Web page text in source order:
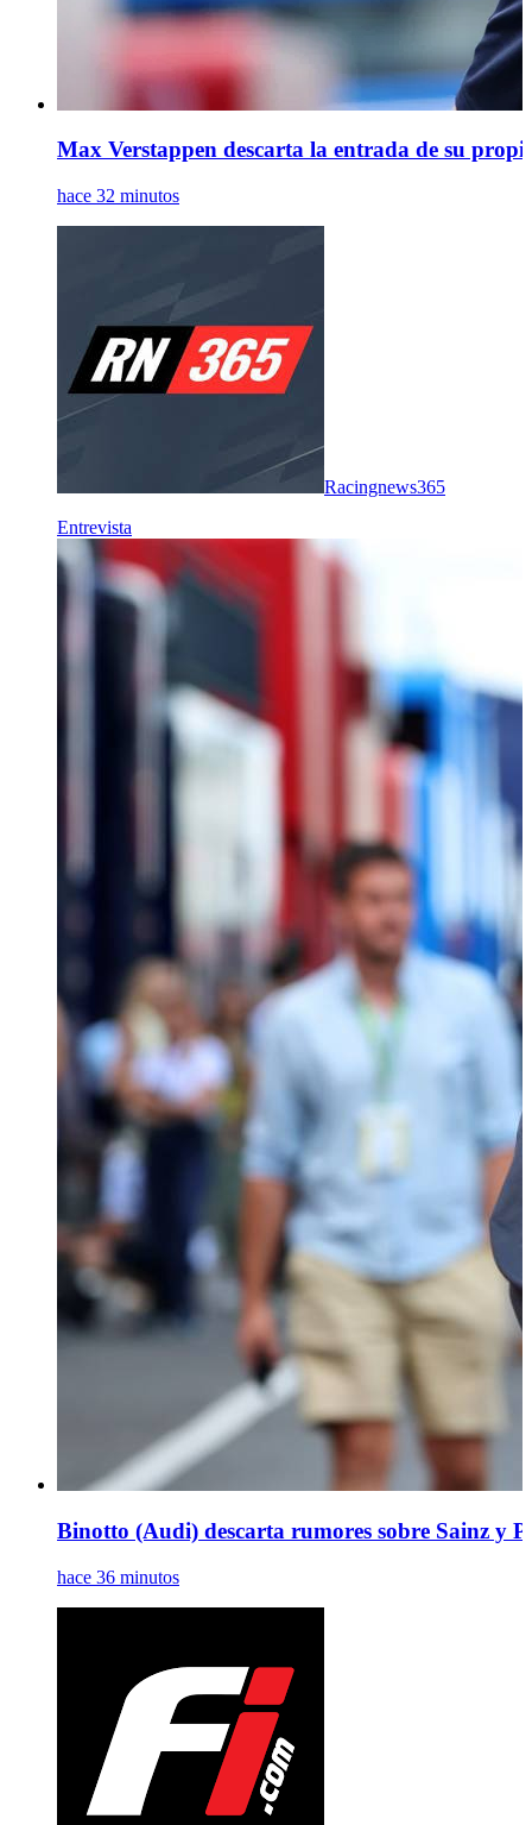
Max Verstappen descarta la entrada de su
hace 32 minutos
Racingnews365
Entrevista
Binotto (Audi) descarta rumores sobre Sainz y
hace 36 minutos